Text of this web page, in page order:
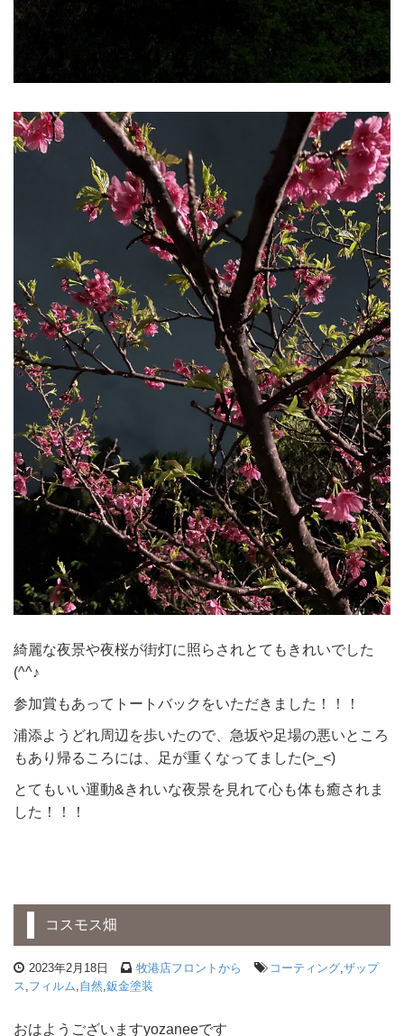
綺麗な夜景や夜桜が街灯に照らされとてもきれいでした
(^^♪
参加賞もあってトートバックをいただきました！！！
浦添ようどれ周辺を歩いたので、急坂や足場の悪いところ
もあり帰るころには、足が重くなってました(>_<)
とてもいい運動&きれいな夜景を見れて心も体も癒されま
した！！！
コスモス畑
2023年2月18日 牧港店フロントから コーティング ザップ
ス フィルム 自然 鈑金塗装
おはようございますyozaneeです